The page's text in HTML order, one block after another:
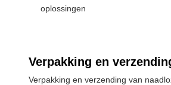
oplossingen
Verpakking en
Verpakking en verzending van